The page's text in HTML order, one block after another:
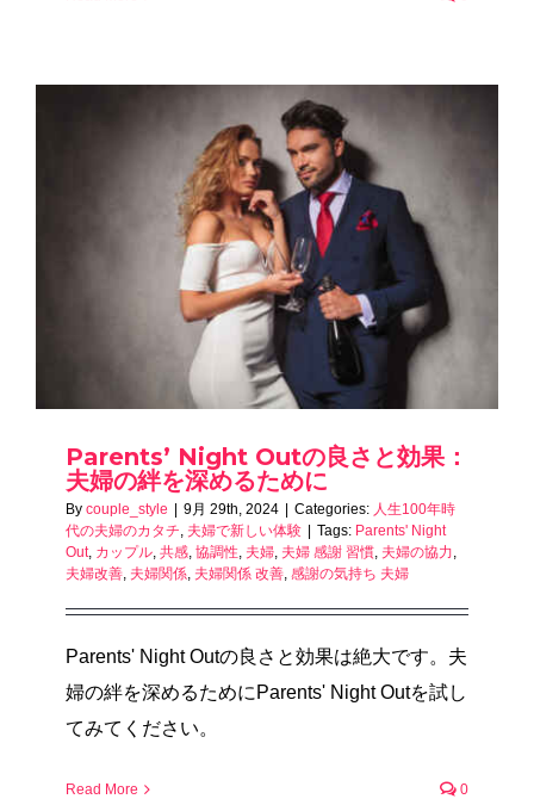
Parents’ Night Outの良さと効果：
夫婦の絆を深めるために
By couple_style | 9月 29th, 2024 | Categories: 人生100年時
代の夫婦のカタチ 夫婦で新しい体験 | Tags: Parents' Night
Out, カップル 共感 協調性 夫婦 夫婦 感謝 習慣 夫婦の協力
夫婦改善 夫婦関係 夫婦関係 改善 感謝の気持ち 夫婦
Parents' Night Outの良さと効果は絶大です。夫
婦の絆を深めるためにParents' Night Outを試し
てみてください。
Read More 0